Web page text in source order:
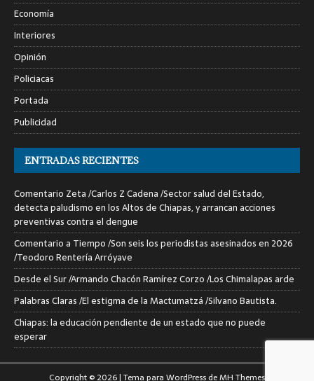
Economía
Interiores
Opinión
Policiacas
Portada
Publicidad
ENTRADAS RECIENTES
Comentario Zeta /Carlos Z Cadena /Sector salud del Estado,
detecta paludismo en los Altos de Chiapas, y arrancan acciones
preventivas contra el dengue
Comentario a Tiempo /Son seis los periodistas asesinados en 2026
/Teodoro Rentería Arróyave
Desde el Sur /Armando Chacón Ramírez Corzo /Los Chimalapas arde
Palabras Claras /El estigma de la Mactumatzá /Silvano Bautista.
Chiapas: la educación pendiente de un estado que no puede
esperar
Copyright © 2026 | Tema para WordPress deMH Themes